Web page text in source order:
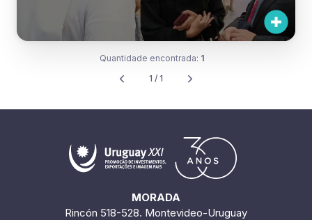
Quantidade encontrada: 1
1 / 1
MORADA
Rincón 518-528. Montevideo-Uruguay